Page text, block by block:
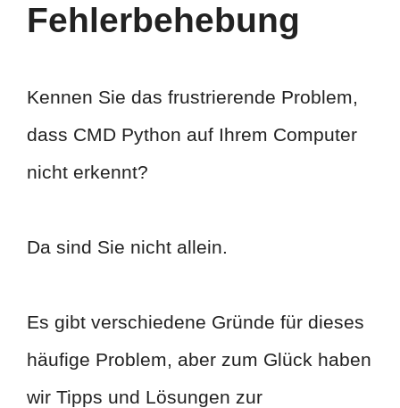
Fehlerbehebung
Kennen Sie das frustrierende Problem,
dass CMD Python auf Ihrem Computer
nicht erkennt?
Da sind Sie nicht allein.
Es gibt verschiedene Gründe für dieses
häufige Problem, aber zum Glück haben
wir Tipps und Lösungen zur